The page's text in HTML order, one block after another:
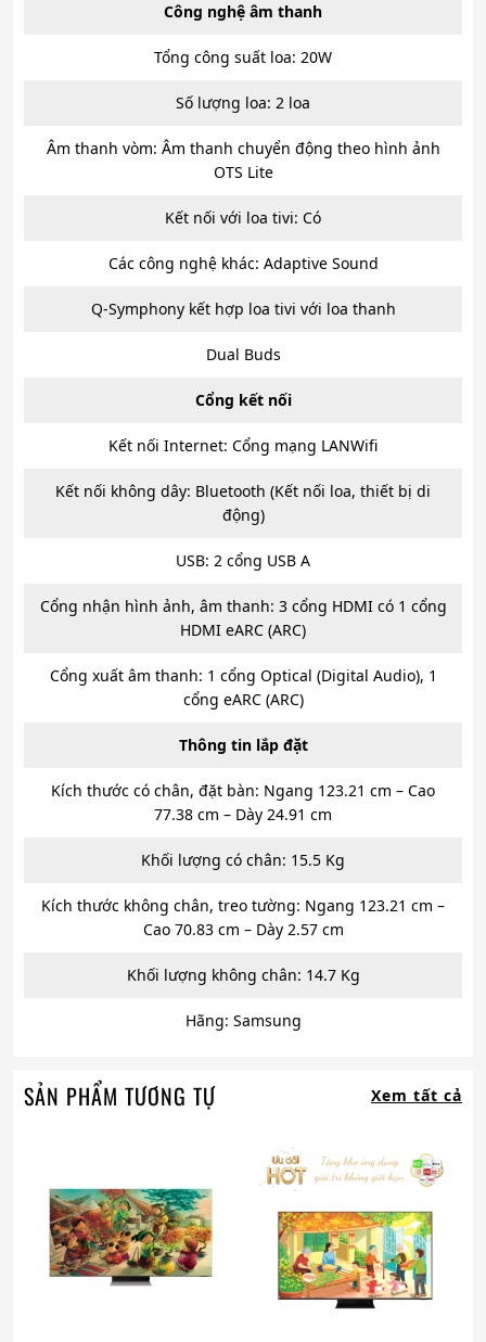
Công nghệ âm thanh
Tổng công suất loa: 20W
Số lượng loa: 2 loa
Âm thanh vòm: Âm thanh chuyển động theo hình ảnh
OTS Lite
Kết nối với loa tivi: Có
Các công nghệ khác: Adaptive Sound
Q-Symphony kết hợp loa tivi với loa thanh
Dual Buds
Cổng kết nối
Kết nối Internet: Cổng mạng LANWifi
Kết nối không dây: Bluetooth (Kết nối loa, thiết bị di
động)
USB: 2 cổng USB A
Cổng nhận hình ảnh, âm thanh: 3 cổng HDMI có 1 cổng
HDMI eARC (ARC)
Cổng xuất âm thanh: 1 cổng Optical (Digital Audio), 1
cổng eARC (ARC)
Thông tin lắp đặt
Kích thước có chân, đặt bàn: Ngang 123.21 cm – Cao
77.38 cm – Dày 24.91 cm
Khối lượng có chân: 15.5 Kg
Kích thước không chân, treo tường: Ngang 123.21 cm –
Cao 70.83 cm – Dày 2.57 cm
Khối lượng không chân: 14.7 Kg
Hãng: Samsung
SẢN PHẨM TƯƠNG TỰ Xem tất cả